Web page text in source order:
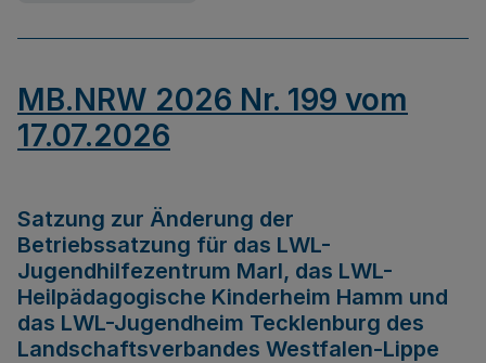
MB.NRW 2026 Nr. 199 vom
17.07.2026
Satzung zur Änderung der
Betriebssatzung für das LWL-
Jugendhilfezentrum Marl, das LWL-
Heilpädagogische Kinderheim Hamm und
das LWL-Jugendheim Tecklenburg des
Landschaftsverbandes Westfalen-Lippe